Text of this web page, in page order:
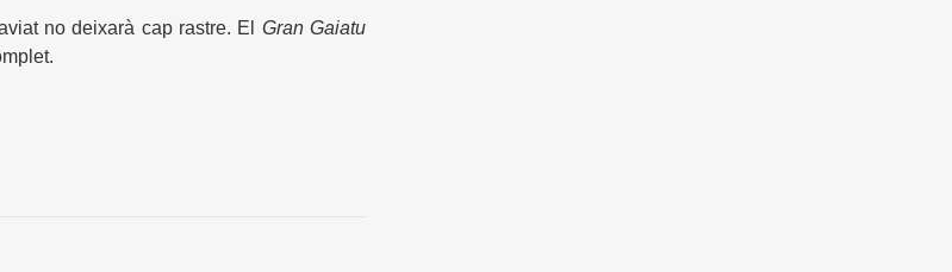
no deixarà cap rastre. El Gran Gaiatu